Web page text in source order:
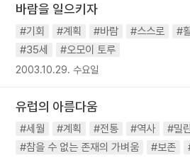
바람을 일으키자
#기회 #계획 #바람 #스스로 #
#35세
#오모이 토루
2003.10.29. 수요일
유럽의 아름다움
#세월 #계획 #전통 #역사
#밀
#참을 수 없는 존재의 가벼움
#보존